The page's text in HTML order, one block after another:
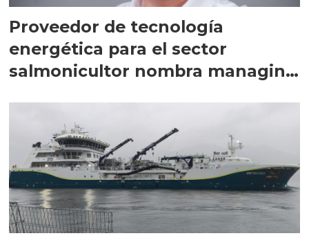
Proveedor de tecnología
energética para el sector
salmonicultor nombra managing